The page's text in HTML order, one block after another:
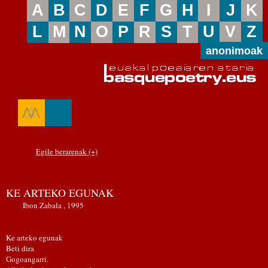
A B C D E F G H I J
K
L
M N O P R S T U V Z
anonimoak
Egile berarenak (+)
KE ARTEKO EGUNAK
Ibon Zabala , 1995
Ke arteko egunak
Beti dira
Gogoangarri.